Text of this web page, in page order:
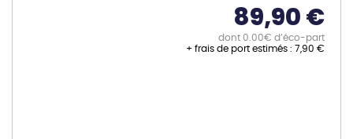
89,90 €
dont 0.00€ d’éco-part
+ frais de port estimés : 7,90 €